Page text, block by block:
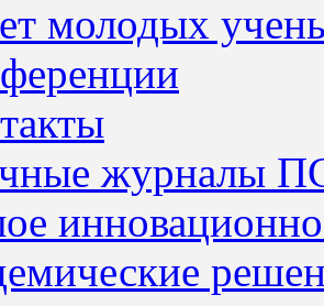
молодых
журналы